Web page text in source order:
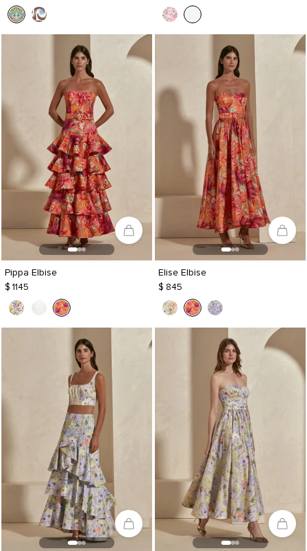
Pippa Elbise
$ 1145
Elise Elbise
$ 845